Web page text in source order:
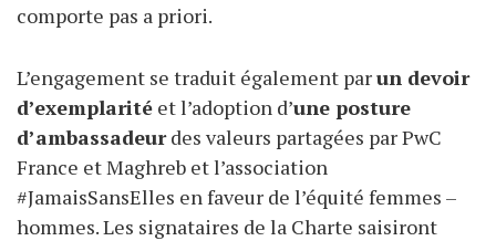
comporte pas a priori.
L’engagement se traduit également parun devoir
d’exemplarité et l’adoption d’une posture
d’ambassadeurdes valeurs partagées par PwC
France et Maghreb et l’association
#JamaisSansElles en faveur de l’équité femmes –
hommes. Les signataires de la Charte saisiront